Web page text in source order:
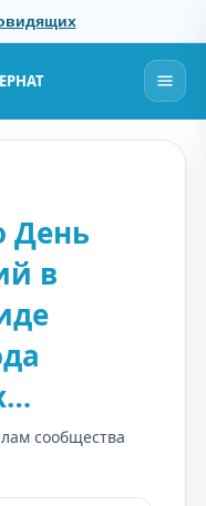
День
в
сообщества